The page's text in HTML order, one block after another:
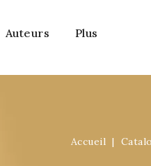
Auteurs Plus
Accueil